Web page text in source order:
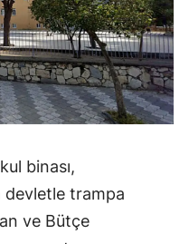
binası,
devletle trampa
ve Bütçe